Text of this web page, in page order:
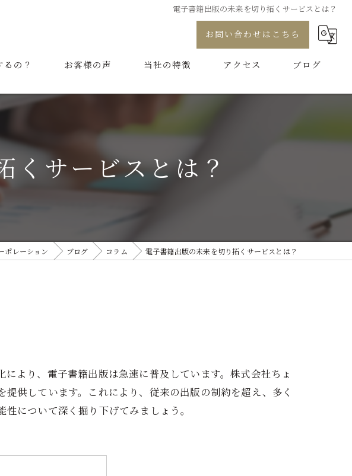
電子書籍出版の未来を切り拓くサービスとは？
お問い合わせはこちら
の？ お客様の声 当社の特徴
制作
アクセス ブログ
くサービスとは？
ポレーション ブログ コラム 電子書籍出版の未来を切り拓くサービスとは？
より、電子書籍出版は急速に普及しています。株式会社ちょ
供しています。これにより、従来の出版の制約を超え、多く
について深く掘り下げてみましょう。